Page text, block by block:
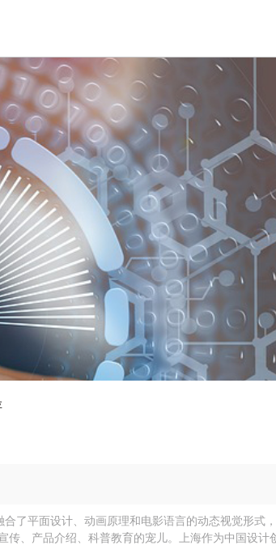
合了平面设计、动画原理和电影语言的动态视觉形式
传、产品介绍、科普教育的宠儿。上海作为中国设